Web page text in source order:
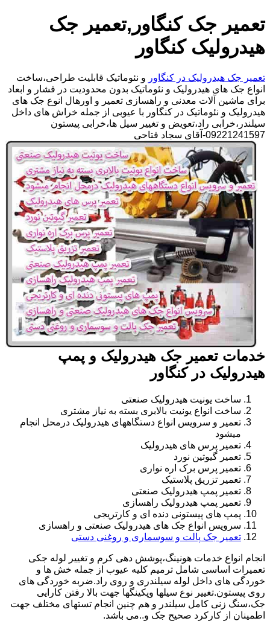
تعمیر جک کنگاور,تعمیر جک
هیدرولیک کنگاور
تعمیر جک هیدرولیک در کنگاور و نئوماتیک قابلیت طراحی،ساخت
انواع جک های هیدرولیک و نئوماتیک بدون محدودیت در فشار و ابعاد
برای ماشین آلات معدنی و راهسازی تعمیر و اورهال انوع جک های
هیدرولیک و نئوماتیک در کنگاور با عیوبی از جمله خراش های داخل
سیلندر،خرابی راد،تعویض و تغییر سیل ها،خرابی پیستون
09221241597-آقای سجاد فتاحی
خدمات تعمیر جک هیدرولیک و پمپ
هیدرولیک در کنگاور
ساخت یونیت هیدرولیک صنعتی
ساخت انواع یونیت بالابری بسته به نیاز مشتری
تعمیر و سرویس انواع دستگاههای هیدرولیک درمحل انجام
میشود
تعمیر پرس های هیدرولیک
تعمیر گیوتین نورد
تعمیر پرس برک اره نواری
تعمیر تزریق پلاستیک
تعمیر پمپ هیدرولیک صنعتی
تعمیر پمپ هیدرولیک راهسازی
پمپ های پیستونی دنده ای و کارتریجی
سرویس انواع جک های هیدرولیک صنعتی و راهسازی
تعمیر جک پالت و سوسماری و روغنی دستی
انجام انواع خدمات هونینگ،پوشش دهی کرم و تغییر لوله جکی
تعمیرات اساسی شامل ترمیم کلیه عیوب از جمله خش ها و
خوردگی های داخل لوله سیلندری و روی راد.ضربه خوردگی های
روی پیستون.تغییر نوع سیلها وپکینگها جهت بالا رفتن کارایی
جک،سنگ زنی کامل سیلندر و هم چنین انجام تستهای مختلف جهت
اطمینان از کارکرد صحیح جک و..می باشد.